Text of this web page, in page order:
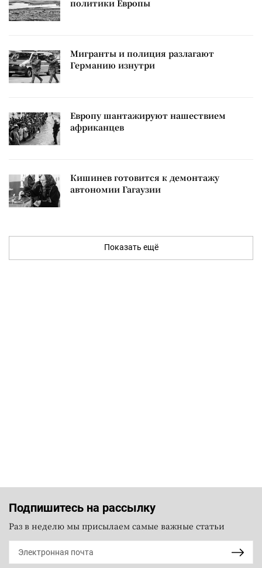
политики Европы
Мигранты и полиция разлагают
Германию изнутри
Европу шантажируют нашествием
африканцев
Кишинев готовится к демонтажу
автономии Гагаузии
Показать ещё
Подпишитесь на рассылку
Раз в неделю мы присылаем самые важные статьи